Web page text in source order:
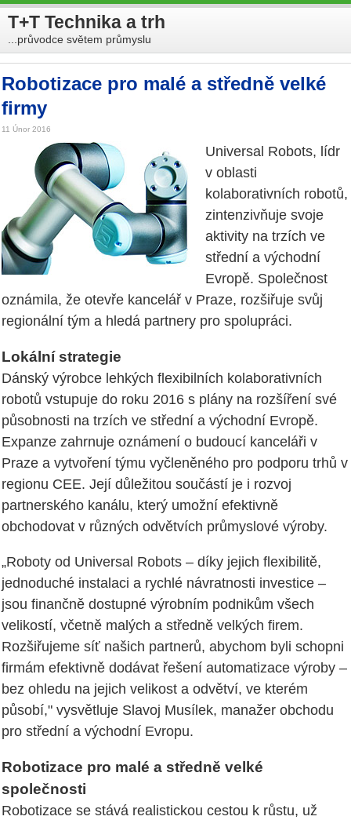
T+T Technika a trh
...průvodce světem průmyslu
Robotizace pro malé a středně velké
firmy
11 Únor 2016
Universal Robots, lídr
v oblasti
kolaborativních robotů,
zintenzivňuje svoje
aktivity na trzích ve
střední a východní
Evropě. Společnost
oznámila, že otevře kancelář v Praze, rozšiřuje svůj
regionální tým a hledá partnery pro spolupráci.
Lokální strategie
Dánský výrobce lehkých flexibilních kolaborativních
robotů vstupuje do roku 2016 s plány na rozšíření své
působnosti na trzích ve střední a východní Evropě.
Expanze zahrnuje oznámení o budoucí kanceláři v
Praze a vytvoření týmu vyčleněného pro podporu trhů v
regionu CEE. Její důležitou součástí je i rozvoj
partnerského kanálu, který umožní efektivně
obchodovat v různých odvětvích průmyslové výroby.
„Roboty od Universal Robots – díky jejich flexibilitě,
jednoduché instalaci a rychlé návratnosti investice –
jsou finančně dostupné výrobním podnikům všech
velikostí, včetně malých a středně velkých firem.
Rozšiřujeme síť našich partnerů, abychom byli schopni
firmám efektivně dodávat řešení automatizace výroby –
bez ohledu na jejich velikost a odvětví, ve kterém
působí," vysvětluje Slavoj Musílek, manažer obchodu
pro střední a východní Evropu.
Robotizace pro malé a středně velké
společnosti
Robotizace se stává realistickou cestou k růstu, už